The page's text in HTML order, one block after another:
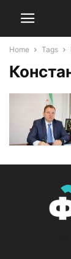
Home Tags